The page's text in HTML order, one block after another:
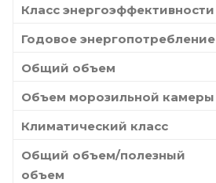
Класс энергоэффективности
Годовое энергопотребление
Общий объем
Объем морозильной камеры
Климатический класс
Общий объем/полезный
объем